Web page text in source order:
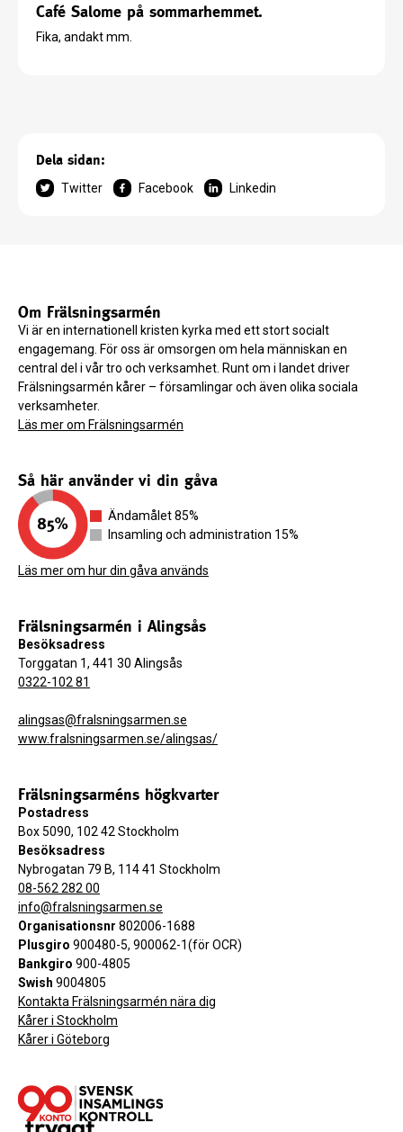
Café Salome på sommarhemmet.
Fika, andakt mm.
Dela sidan:
Twitter Facebook Linkedin
Om Frälsningsarmén
Vi är en internationell kristen kyrka med ett stort socialt
engagemang. För oss är omsorgen om hela människan en
central del i vår tro och verksamhet. Runt om i landet driver
Frälsningsarmén kårer – församlingar och även olika sociala
verksamheter.
Läs mer om Frälsningsarmén
Så här använder vi din gåva
Ändamålet 85%
Insamling och administration 15%
Läs mer om hur din gåva används
Frälsningsarmén i Alingsås
Besöksadress
Torggatan 1, 441 30 Alingsås
0322-102 81
alingsas@fralsningsarmen.se
www.fralsningsarmen.se/alingsas/
Frälsningsarméns högkvarter
Postadress
Box 5090, 102 42 Stockholm
Besöksadress
Nybrogatan 79 B, 114 41 Stockholm
08-562 282 00
info@fralsningsarmen.se
Organisationsnr 802006-1688
Plusgiro 900480-5, 900062-1(för OCR)
Bankgiro 900-4805
Swish 9004805
Kontakta Frälsningsarmén nära dig
Kårer i Stockholm
Kårer i Göteborg